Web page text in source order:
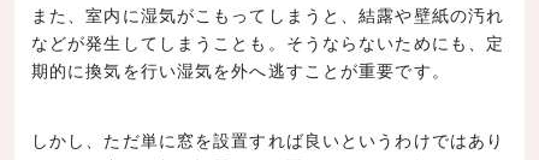
また、室内に湿気がこもってしまうと、結露や壁紙の汚れ
などが発生してしまうことも。そうならないためにも、定
期的に換気を行い湿気を外へ逃すことが重要です。
しかし、ただ単に窓を設置すれば良いというわけではあり